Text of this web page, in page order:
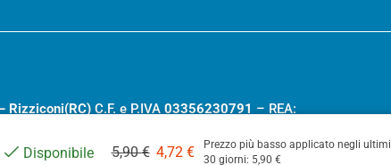
Rizziconi(RC) C.F. e P.IVA03356230791 – REA:
5,90€ 4,72 €
Prezzo più basso applicato negli ultimi
30 giorni: 5,90 €
Disponibile